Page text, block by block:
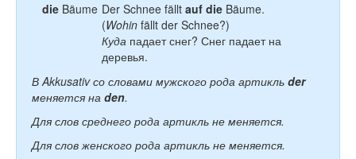
die Bäume Der Schnee fällt auf die Bäume.
(Wohin fällt der Schnee?)
Куда падает снег? Снег падает на
деревья.
В Akkusativ со словами мужского рода артикль der
меняется на den.
Для слов среднего рода артикль не меняется.
Для слов женского рода артикль не меняется.